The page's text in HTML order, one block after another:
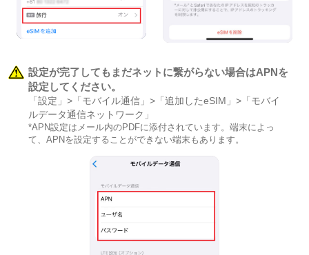
設定が完了してもまだネットに繋がらない場合はAPNを
設定してください。
「設定」>「モバイル通信」>「追加したeSIM」>「モバイ
ルデータ通信ネットワーク」
*APN設定はメール内のPDFに添付されています。端末によっ
て、APNを設定することができない端末もあります。